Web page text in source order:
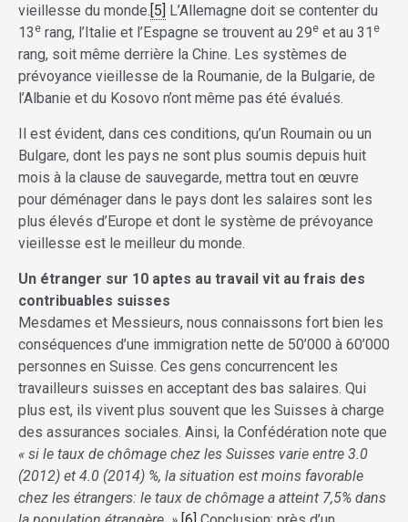
vieillesse du monde.[5] L’Allemagne doit se contenter du
13 e rang, l’Italie et l’Espagne se trouvent au 29e et au 31 e
rang, soit même derrière la Chine. Les systèmes de
prévoyance vieillesse de la Roumanie, de la Bulgarie, de
l’Albanie et du Kosovo n’ont même pas été évalués.
Il est évident, dans ces conditions, qu’un Roumain ou un
Bulgare, dont les pays ne sont plus soumis depuis huit
mois à la clause de sauvegarde, mettra tout en œuvre
pour déménager dans le pays dont les salaires sont les
plus élevés d’Europe et dont le système de prévoyance
vieillesse est le meilleur du monde.
Un étranger sur 10 aptes au travail vit au frais des
contribuables suisses
Mesdames et Messieurs, nous connaissons fort bien les
conséquences d’une immigration nette de 50’000 à 60’000
personnes en Suisse. Ces gens concurrencent les
travailleurs suisses en acceptant des bas salaires. Qui
plus est, ils vivent plus souvent que les Suisses à charge
des assurances sociales. Ainsi, la Confédération note que
« si le taux de chômage chez les Suisses varie entre 3.0
(2012) et 4.0 (2014) %, la situation est moins favorable
chez les étrangers: le taux de chômage a atteint 7,5% dans